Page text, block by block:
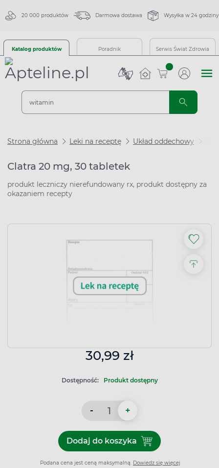
20 000 produktów Darmowa dostawa Wysyłka w 24 godziny
Katalog produktów Poradnik Serwis Świat Zdrowia
sztuk
Strona główna Leki na receptę Układ oddechowy
Clatra 20 mg, 30 tabletek
produkt leczniczy nierefundowany rx, produkt dostępny za
okazaniem recepty
30,99 zł
Dostępność: Produkt dostępny
- +
Dodaj do koszykaDodaj do koszyka Clatra
Podana cena jest ceną maksymalną. Dowiedz się więcej